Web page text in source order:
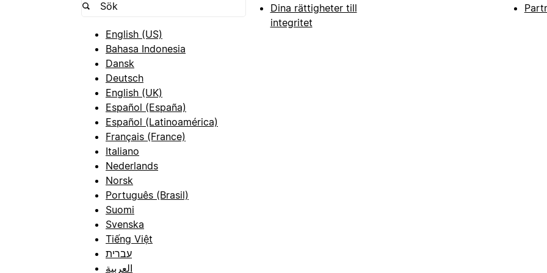
English (US)
Bahasa Indonesia
Dansk
Deutsch
English (UK)
Español (España)
Español (Latinoamérica)
Français (France)
Italiano
Nederlands
Norsk
Português (Brasil)
Suomi
Svenska
Tiếng Việt
עברית
العربية
Dina rättigheter till
integritet